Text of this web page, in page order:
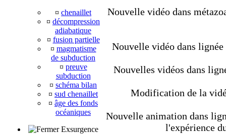
¤ chenaillet
¤ décompression
adiabatique
¤ fusion partielle
¤ magmatisme
de subduction
¤ preuve
subduction
¤ schéma bilan
¤ sud chenaillet
¤ âge des fonds
océaniques
Exsurgence
Nouvelle vidéo dans
Nouvelle vidéo dans
Nouvelles vidéos dans
Modification de la
Nouvelle animation dans
l'expérience